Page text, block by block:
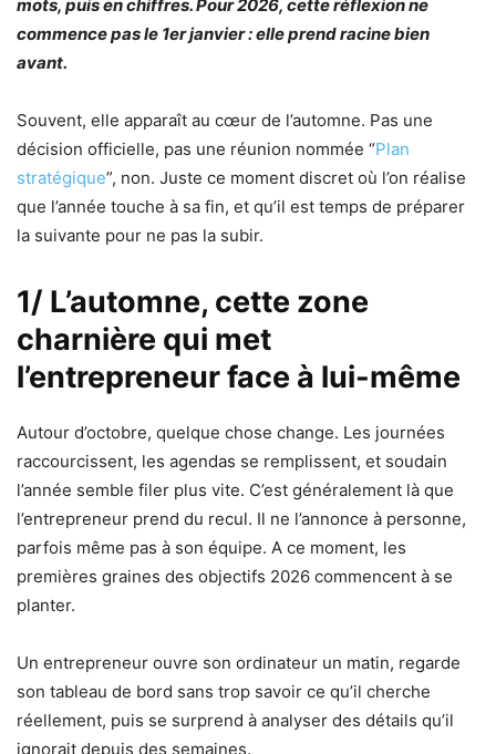
mots, puis en chiffres. Pour 2026, cette réflexion ne
commence pas le 1er janvier : elle prend racine bien
avant.
Souvent, elle apparaît au cœur de l’automne. Pas une
décision officielle, pas une réunion nommée “Plan
stratégique”, non. Juste ce moment discret où l’on réalise
que l’année touche à sa fin, et qu’il est temps de préparer
la suivante pour ne pas la subir.
1/ L’automne, cette zone
charnière qui met
l’entrepreneur face à lui-même
Autour d’octobre, quelque chose change. Les journées
raccourcissent, les agendas se remplissent, et soudain
l’année semble filer plus vite. C’est généralement là que
l’entrepreneur prend du recul. Il ne l’annonce à personne,
parfois même pas à son équipe. A ce moment, les
premières graines des objectifs 2026 commencent à se
planter.
Un entrepreneur ouvre son ordinateur un matin, regarde
son tableau de bord sans trop savoir ce qu’il cherche
réellement, puis se surprend à analyser des détails qu’il
ignorait depuis des semaines.